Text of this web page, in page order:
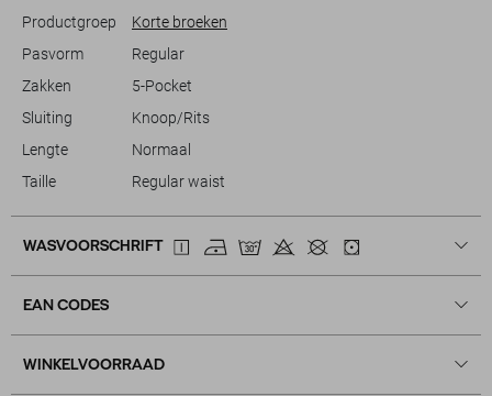
Productgroep
Korte broeken
Pasvorm
Regular
Zakken
5-Pocket
Sluiting
Knoop/Rits
Lengte
Normaal
Taille
Regular waist
WASVOORSCHRIFT
EAN CODES
WINKELVOORRAAD